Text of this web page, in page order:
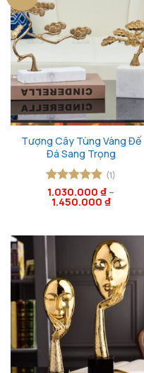
Tượng Cây Tùng Vàng Đế
Đá Sang Trọng
Được xếp
hạng55
(1)
1.030.000 ₫ –
1.450.000 ₫